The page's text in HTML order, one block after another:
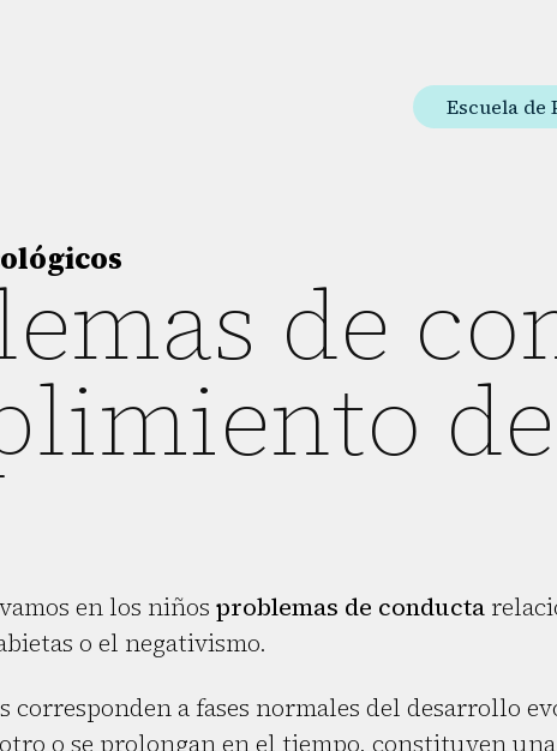
Escuela de
de
en los niños problemas de conducta
o el negativismo.
corresponden a fases normales del desarrollo
o se prolongan en el tiempo, constituyen